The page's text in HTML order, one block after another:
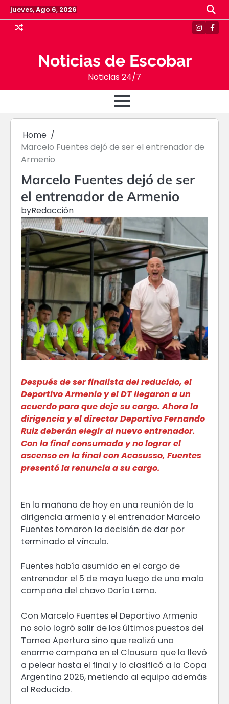
Skip
to
content
jueves, Ago 6, 2026
Noticias de Escobar
Noticias 24/7
Home
Marcelo Fuentes dejó de ser el entrenador de
Armenio
Marcelo Fuentes dejó de ser
el entrenador de Armenio
byRedacción
Después de ser finalista del reducido, el
Deportivo Armenio y el DT llegaron a un
acuerdo para que deje su cargo. Ahora la
dirigencia y el director Deportivo Fernando
Ruiz deberán elegir al nuevo entrenador.
Con la final consumada y no lograr el
ascenso en la final con Acasusso, Fuentes
presentó la renuncia a su cargo.
En la mañana de hoy en una reunión de la
dirigencia armenia y el entrenador Marcelo
Fuentes tomaron la decisión de dar por
terminado el vínculo.
Fuentes había asumido en el cargo de
entrenador el 5 de mayo luego de una mala
campaña del chavo Darío Lema.
Con Marcelo Fuentes el Deportivo Armenio
no solo logró salir de los últimos puestos del
Torneo Apertura sino que realizó una
enorme campaña en el Clausura que lo llevó
a pelear hasta el final y lo clasificó a la Copa
Argentina 2026, metiendo al equipo además
al Reducido.